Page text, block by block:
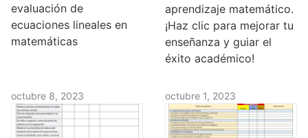
evaluación de
ecuaciones lineales en
matemáticas
aprendizaje matemático.
¡Haz clic para mejorar tu
enseñanza y guiar el
éxito académico!
octubre 8, 2023 octubre 1, 2023